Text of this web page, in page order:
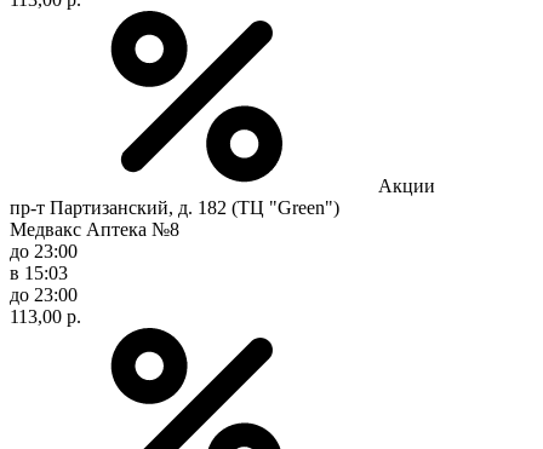
Акции
пр-т Партизанский, д. 182 (ТЦ "Green")
Медвакс Аптека №8
до 23:00
в 15:03
до 23:00
113,00 р.